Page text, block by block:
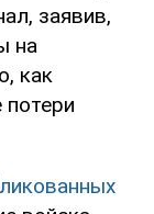
заявив,
на
как